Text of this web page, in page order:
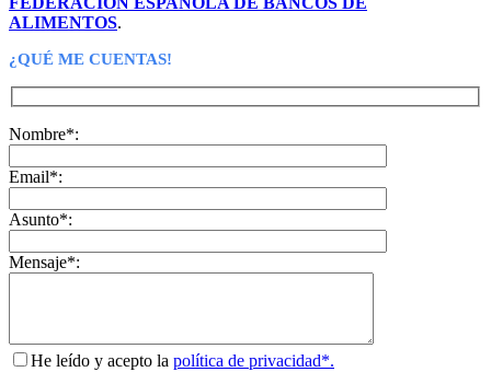
ALIMENTOS.
¿QUÉ ME CUENTAS!
Nombre*:
Email*:
Asunto*:
Mensaje*:
He leído y acepto la política de privacidad*.